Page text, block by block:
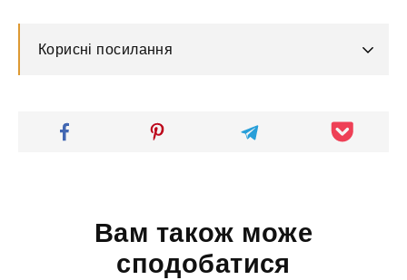
Корисні посилання
Вам також може
сподобатися